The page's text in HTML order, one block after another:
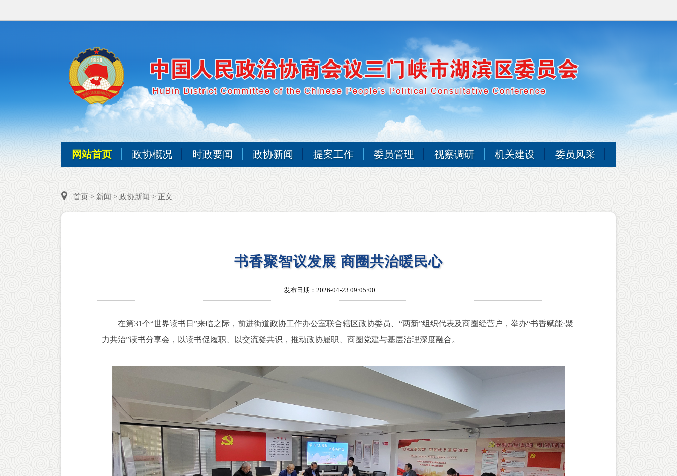
网站首页 政协概况 时政要闻 政协新闻 提案工作 委员管理 视察调研 机关建设 委员风采
首页 > 新闻 > 政协新闻 > 正文
书香聚智议发展 商圈共治暖民心
发布日期：2026-04-23 09:05:00
在第31个“世界读书日”来临之际，前进街道政协工作办公室联合辖区政协委员、“两新”组织代表及商圈经营户，举办“书香赋能·聚
力共治”读书分享会，以读书促履职、以交流凝共识，推动政协履职、商圈党建与基层治理深度融合。